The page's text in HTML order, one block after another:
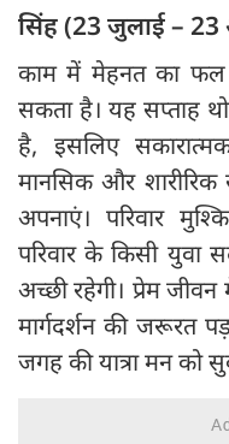
सिंह (23 जुलाई –
काम में मेहनत का फल
सकता है। यह सप्ताह
है, इसलिए
मानसिक और
अपनाएं। परिवार
परिवार के किसी
अच्छी रहेगी। प्रेम
मार्गदर्शन की जरूरत
जगह की यात्रा मन को